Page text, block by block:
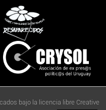
bajo la licencia libre Creative